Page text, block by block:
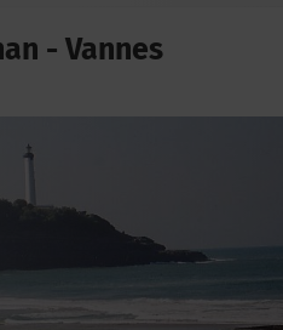
- Vannes